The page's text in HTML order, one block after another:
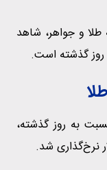
طلا و جواهر، شاهد
گذشته است.
با افزایش 16 دلاری نسبت به روز گذشته،